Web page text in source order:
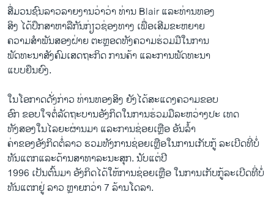
ສື່ມວນຊົນລາວລາຍງານວ່າວ່າ ທ່ານ Blair ແລະທ່ານທອງ
ສິງ ໄດ້ປຶກສາຫາລືກັນກ່ຽວຊ່ອງທາງ ເພື່ອເສີມຂະຫຍາຍ
ຄວາມສຳພັນສອງຝ່າຍ ຕະຫຼອດທັງຄວາມຮ່ວມມືໃນການ
ພັດທະນາສັງຄົມເສດຖະກິດ ການຄ້າ ແລະການພັດທະນາ
ແບບຍືນຍົງ.
ໃນໂອກາດດັ່ງກ່າວ ທ່ານທອງສິງ ຍັງໄດ້ສະແດງຄວາມຂອບ
ອົກ ຂອບໃຈຕໍ່ລັດຖະບານອັງກິດໃນການຮ່ວມມືລະຫວ່າງປະ ເທດ
ທັງສອງໃນໄລຍະຜ່ານມາ ແລະການຊ່ອຍເຫຼືອ ອັນລໍ້າ
ຄ່າຂອງອັງກິດຕໍ່ລາວ ຮວມທັງການຊ່ອຍເຫຼືອໃນການເກັບກູ້ ລະເບີດທີ່ບໍ່
ທັນແຕກແລະດ້ານສາທາລະນະສຸກ. ນັບແຕ່ປີ
1996 ເປັນຕົ້ນມາ ອັງກິດໄດ້ໃຫ້ການຊ່ອຍເຫຼືອ ໃນການເກັບກູ້ລະເບີດທີ່ບໍ່
ທັນແຕກຢູ່ ລາວ ຫຼາຍກວ່າ 7 ລ້ານໂດລາ.